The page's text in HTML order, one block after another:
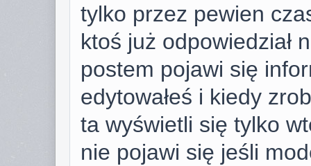
tylko przez pewien
ktoś już odpowiedział
postem pojawi się
edytowałeś i kiedy
ta wyświetli się tylko
nie pojawi się jeśli